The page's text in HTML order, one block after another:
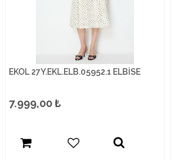
EKOL 27Y.EKL.ELB.05952.1 ELBİSE
7.999,00₺